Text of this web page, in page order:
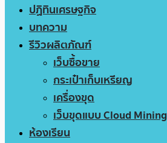
ปฏิทินเศรษฐกิจ
บทความ
รีวิวผลิตภัณฑ์
เว็บซื้อขาย
กระเป๋าเก็บเหรียญ
เครื่องขุด
เว็บขุดแบบ Cloud Mining
ห้องเรียน